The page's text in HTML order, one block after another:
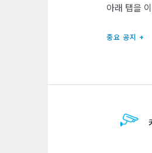
아래 탭을
중요 공지 +